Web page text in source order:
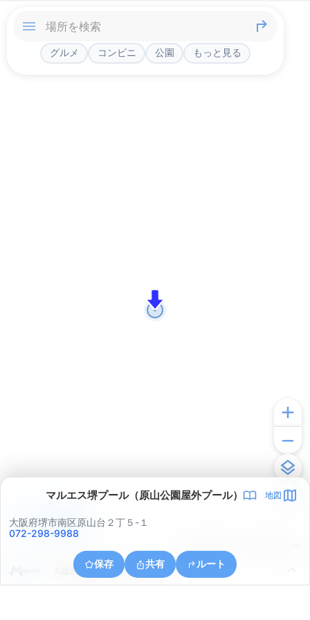
グルメ コンビニ 公園 もっと見る
マルエス堺プール（原山公園屋外プール） 地図
大阪府堺市南区原山台２丁５-１
072-298-9988
保存 共有 ルート
大阪府和泉市いぶき野４丁目２
アプリで見る